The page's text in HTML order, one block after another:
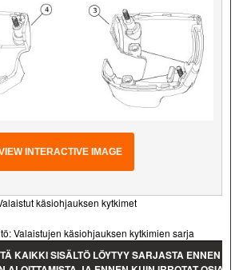
INTERACTIVE IMAGE
käsiohjauksen kytkimet
Valaistujen käsiohjauksen kytkimien sarja
KAIKKI SISÄLTÖ LÖYTYY SARJASTA ENNEN